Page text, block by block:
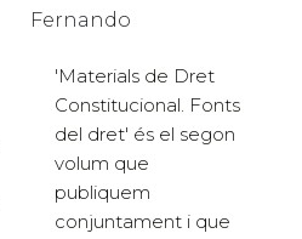
Fernando
'Materials de Dret
Constitucional. Fonts
del dret' és el segon
volum que
publiquem
conjuntament i que